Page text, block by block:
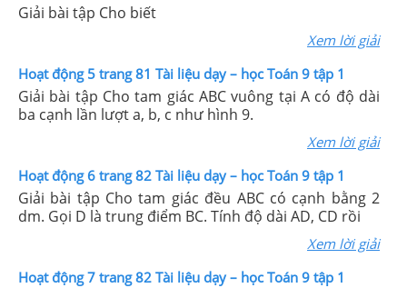
Giải bài tập Cho biết
Xem lời giải
Hoạt động 5 trang 81 Tài liệu dạy – học Toán 9 tập 1
Giải bài tập Cho tam giác ABC vuông tại A có độ dài
ba cạnh lần lượt a, b, c như hình 9.
Xem lời giải
Hoạt động 6 trang 82 Tài liệu dạy – học Toán 9 tập 1
Giải bài tập Cho tam giác đều ABC có cạnh bằng 2
dm. Gọi D là trung điểm BC. Tính độ dài AD, CD rồi
Xem lời giải
Hoạt động 7 trang 82 Tài liệu dạy – học Toán 9 tập 1